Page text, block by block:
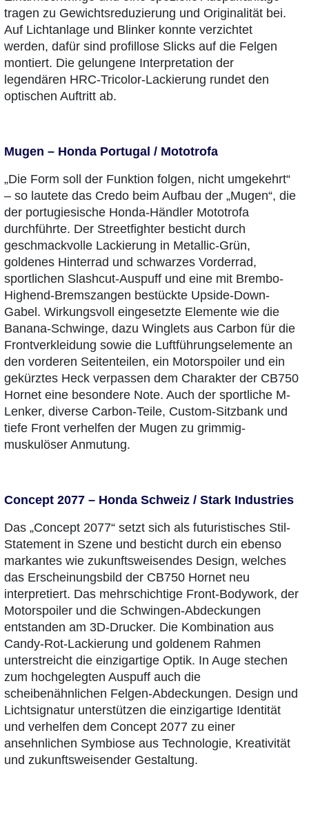
tragen zu Gewichtsreduzierung und Originalität bei.
Auf Lichtanlage und Blinker konnte verzichtet
werden, dafür sind profillose Slicks auf die Felgen
montiert. Die gelungene Interpretation der
legendären HRC-Tricolor-Lackierung rundet den
optischen Auftritt ab.
Mugen – Honda Portugal / Mototrofa
„Die Form soll der Funktion folgen, nicht umgekehrt“
– so lautete das Credo beim Aufbau der „Mugen“, die
der portugiesische Honda-Händler Mototrofa
durchführte. Der Streetfighter besticht durch
geschmackvolle Lackierung in Metallic-Grün,
goldenes Hinterrad und schwarzes Vorderrad,
sportlichen Slashcut-Auspuff und eine mit Brembo-
Highend-Bremszangen bestückte Upside-Down-
Gabel. Wirkungsvoll eingesetzte Elemente wie die
Banana-Schwinge, dazu Winglets aus Carbon für die
Frontverkleidung sowie die Luftführungselemente an
den vorderen Seitenteilen, ein Motorspoiler und ein
gekürztes Heck verpassen dem Charakter der CB750
Hornet eine besondere Note. Auch der sportliche M-
Lenker, diverse Carbon-Teile, Custom-Sitzbank und
tiefe Front verhelfen der Mugen zu grimmig-
muskulöser Anmutung.
Concept 2077 – Honda Schweiz / Stark Industries
Das „Concept 2077“ setzt sich als futuristisches Stil-
Statement in Szene und besticht durch ein ebenso
markantes wie zukunftsweisendes Design, welches
das Erscheinungsbild der CB750 Hornet neu
interpretiert. Das mehrschichtige Front-Bodywork, der
Motorspoiler und die Schwingen-Abdeckungen
entstanden am 3D-Drucker. Die Kombination aus
Candy-Rot-Lackierung und goldenem Rahmen
unterstreicht die einzigartige Optik. In Auge stechen
zum hochgelegten Auspuff auch die
scheibenähnlichen Felgen-Abdeckungen. Design und
Lichtsignatur unterstützen die einzigartige Identität
und verhelfen dem Concept 2077 zu einer
ansehnlichen Symbiose aus Technologie, Kreativität
und zukunftsweisender Gestaltung.